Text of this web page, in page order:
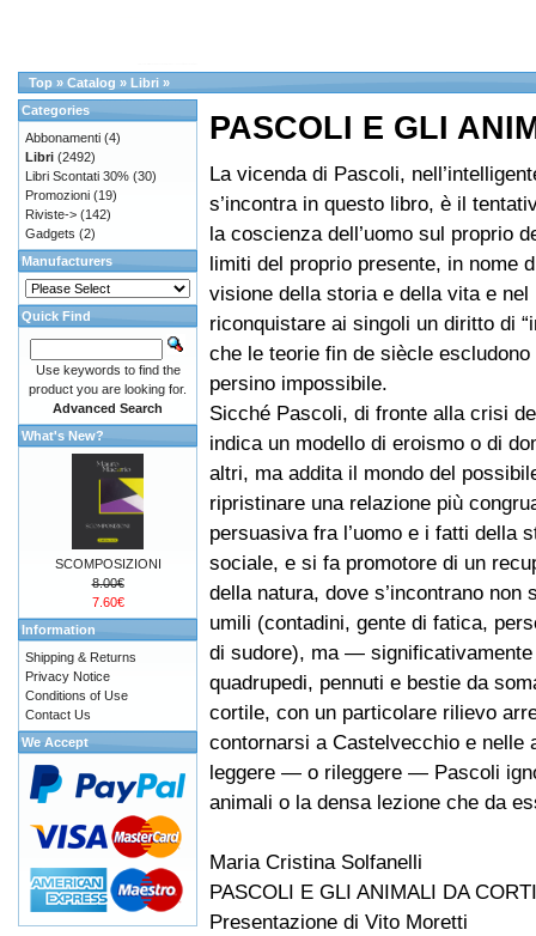
Top » Catalog » Libri »
PASCOLI E GLI
La vicenda di Pascoli,
s’incontra in questo libro, è il
la coscienza dell’uomo sul proprio
limiti del proprio presente, in nome
visione della storia e della vita e nel
riconquistare ai singoli un diritto di
che le teorie fin de siècle escludono
persino impossibile.
Sicché Pascoli, di fronte alla crisi
indica un modello di eroismo o di
altri, ma addita il mondo del
ripristinare una relazione più
persuasiva fra l’uomo e i fatti della
sociale, e si fa promotore di un
della natura, dove s’incontrano non
umili (contadini, gente di fatica,
di sudore), ma —
quadrupedi, pennuti e bestie da
cortile, con un particolare rilievo
contornarsi a Castelvecchio e nelle
leggere — o rileggere — Pascoli
animali o la densa lezione che da
Maria Cristina Solfanelli
PASCOLI E GLI ANIMALI DA
Presentazione di Vito Moretti
Categories
Abbonamenti (4)
Libri (2492)
Libri Scontati 30% (30)
Promozioni (19)
Riviste-> (142)
Gadgets (2)
Manufacturers
Quick Find
Use keywords to find the
product you are looking for.
Advanced Search
What's New?
SCOMPOSIZIONI
8.00€
7.60€
Information
Shipping & Returns
Privacy Notice
Conditions of Use
Contact Us
We Accept